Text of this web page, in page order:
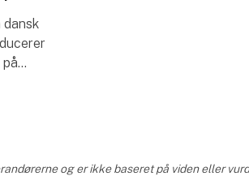
dansk
og er ikke baseret på viden eller